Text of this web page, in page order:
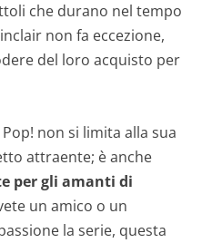
che durano nel tempo
non fa eccezione,
del loro acquisto per
non si limita alla sua
attraente; è anche
per gli amanti di
un amico o un
la serie, questa